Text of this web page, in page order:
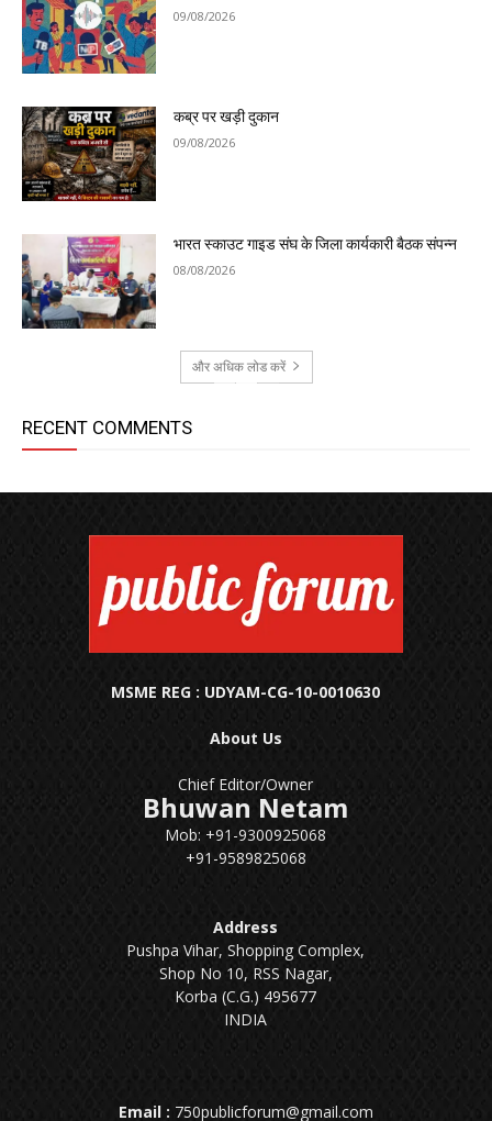
09/08/2026
कब्र पर खड़ी दुकान
09/08/2026
भारत स्काउट गाइड संघ के जिला कार्यकारी बैठक संपन्न
08/08/2026
और अधिक लोड करें
RECENT COMMENTS